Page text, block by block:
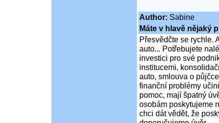
Author: Sabine
Máte v hlavě nějaký
Přesvědčte se rychle.
auto... Potřebujete
investici pro své
institucemi,
auto, smlouva o
finanční problémy
pomoc, mají špatný
osobám poskytujeme
chci dát vědět, že